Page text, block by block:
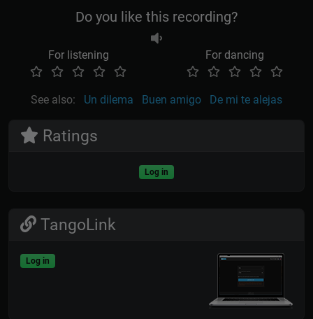
Do you like this recording?
For listening For dancing
See also: Un dilema Buen amigo De mi te alejas
Ratings
Log in
TangoLink
Log in